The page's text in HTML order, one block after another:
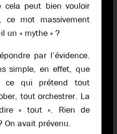
cela peut bien vouloir
mot massivement
un « mythe » ?
par l’évidence.
simple, en effet, que
ce qui prétend tout
tout orchestrer. La
« tout ». Rien de
On avait prévenu.